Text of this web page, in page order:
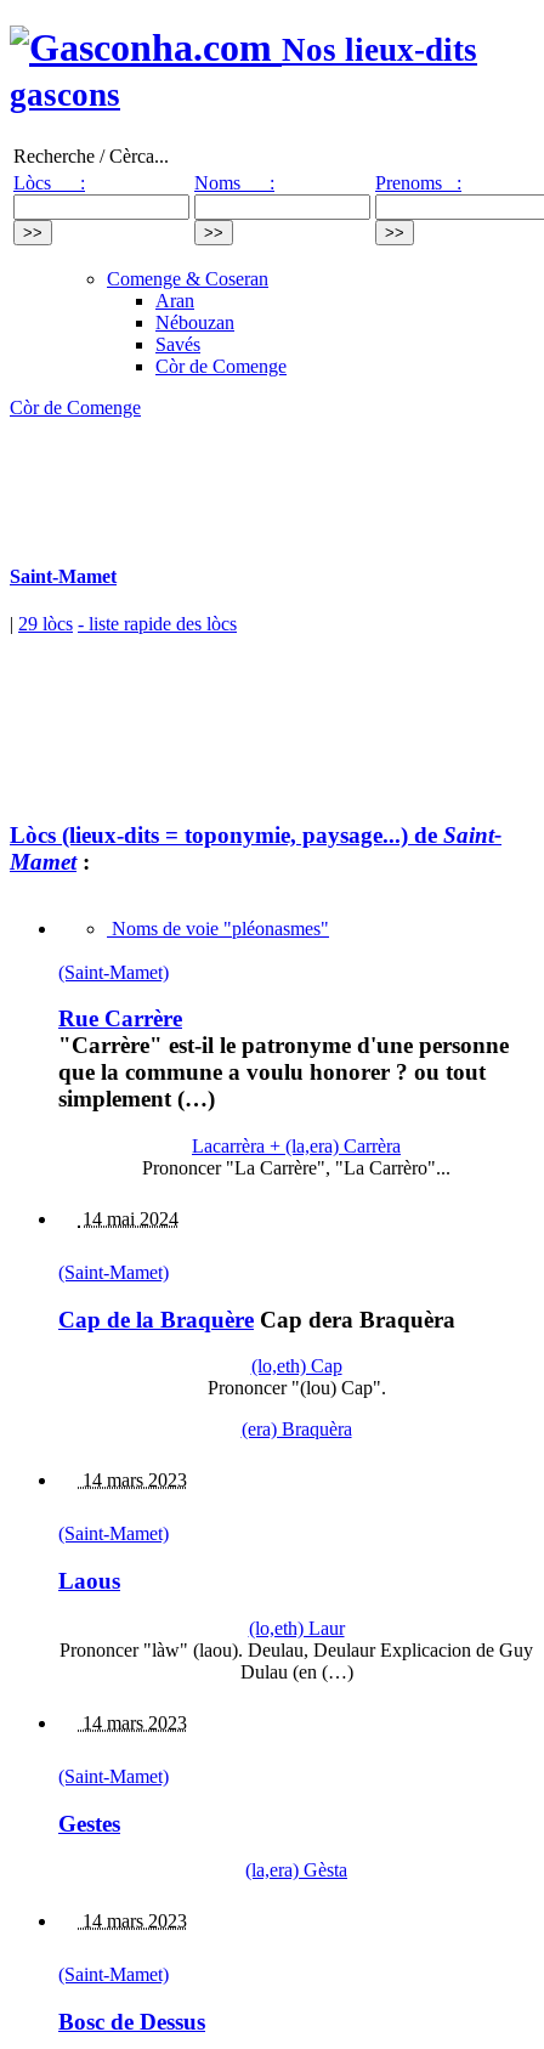
Nos lieux-dits
gascons
Recherche / Cèrca...
Lòcs :
Noms : Prenoms :
Comenge & Coseran
Aran
Nébouzan
Savés
Còr de Comenge
Còr de Comenge
Saint-Mamet
| 29 lòcs - liste rapide des lòcs
Lòcs (lieux-dits = toponymie, paysage...) de Saint-
Mamet:
Noms de voie "pléonasmes"
(Saint-Mamet)
Rue Carrère
"Carrère" est-il le patronyme d'une personne
que la commune a voulu honorer ? ou tout
simplement (…)
Lacarrèra + (la,era) Carrèra
Prononcer "La Carrère", "La Carrèro"...
14 mai 2024
(Saint-Mamet)
Cap de la Braquère Cap dera Braquèra
(lo,eth) Cap
Prononcer "(lou) Cap".
(era) Braquèra
14 mars 2023
(Saint-Mamet)
Laous
(lo,eth) Laur
Prononcer "làw" (laou). Deulau, Deulaur Explicacion de Guy
Dulau (en (…)
14 mars 2023
(Saint-Mamet)
Gestes
(la,era) Gèsta
14 mars 2023
(Saint-Mamet)
Bosc de Dessus